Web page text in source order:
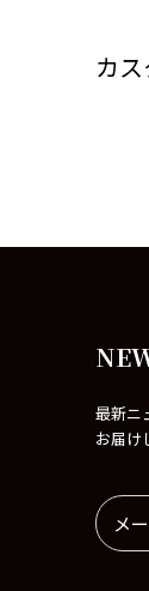
カ
最新ニ
お届け